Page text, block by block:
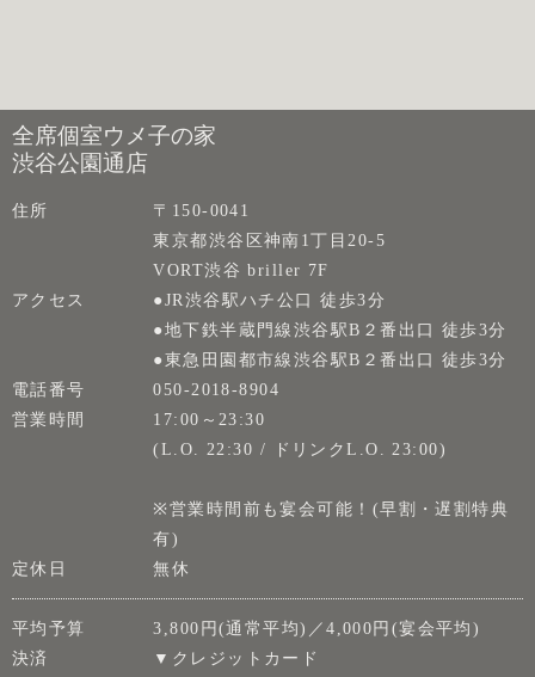
全席個室ウメ子の家
渋谷公園通店
住所
〒150-0041
東京都渋谷区神南1丁目20-5
VORT渋谷 briller 7F
アクセス
●JR渋谷駅ハチ公口 徒歩3分
●地下鉄半蔵門線渋谷駅B２番出口 徒歩3分
●東急田園都市線渋谷駅B２番出口 徒歩3分
電話番号
050-2018-8904
営業時間
17:00～23:30
(L.O. 22:30 / ドリンクL.O. 23:00)
※営業時間前も宴会可能！(早割・遅割特典
有)
定休日
無休
平均予算
3,800円(通常平均)／4,000円(宴会平均)
決済
▼クレジットカード